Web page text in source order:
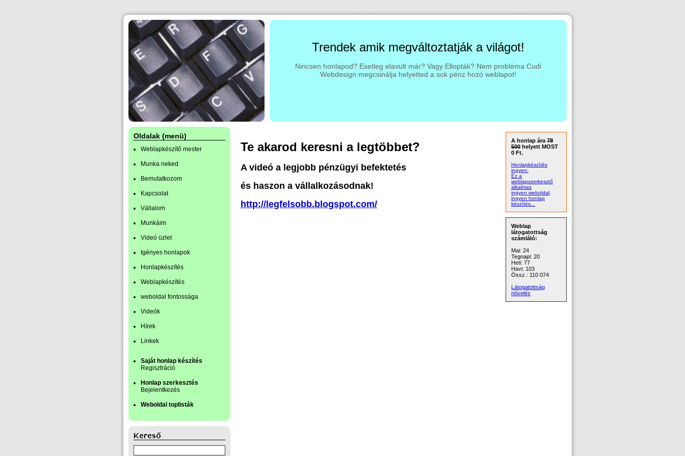
Trendek amik megváltoztatják a világot!
Nincsen honlapod? Esetleg elavult már? Vagy Ellopták? Nem probléma Cudi
Webdesign megcsinálja helyetted a sok pénz hozó weblapot!
Oldalak (menü)
Weblapkészítő mester
Munka neked
Bemutatkozom
Kapcsolat
Vállalom
Munkáim
Videó üzlet
Igényes honlapok
Honlapkészítés
Weblapkészítés
weboldal fontossága
Videók
Hírek
Linkek
Saját honlap készítés
Regisztráció
Honlap szerkesztés
Bejelentkezés
Weboldal toplisták
Te akarod keresni a legtöbbet?
A videó a legjobb pénzügyi befektetés
és haszon a vállalkozásodnak!
http://legfelsobb.blogspot.com/
A honlap ára 78
500 helyett MOST
0 Ft.
Honlapkészítés
ingyen:
Ez a
weblapszerkesztő
alkalmas
ingyen weboldal,
ingyen honlap
készítés...
Weblap
látogatottság
számláló:
Mai: 24
Tegnapi: 20
Heti: 77
Havi: 103
Össz.: 110 074
Látogatottság
növelés